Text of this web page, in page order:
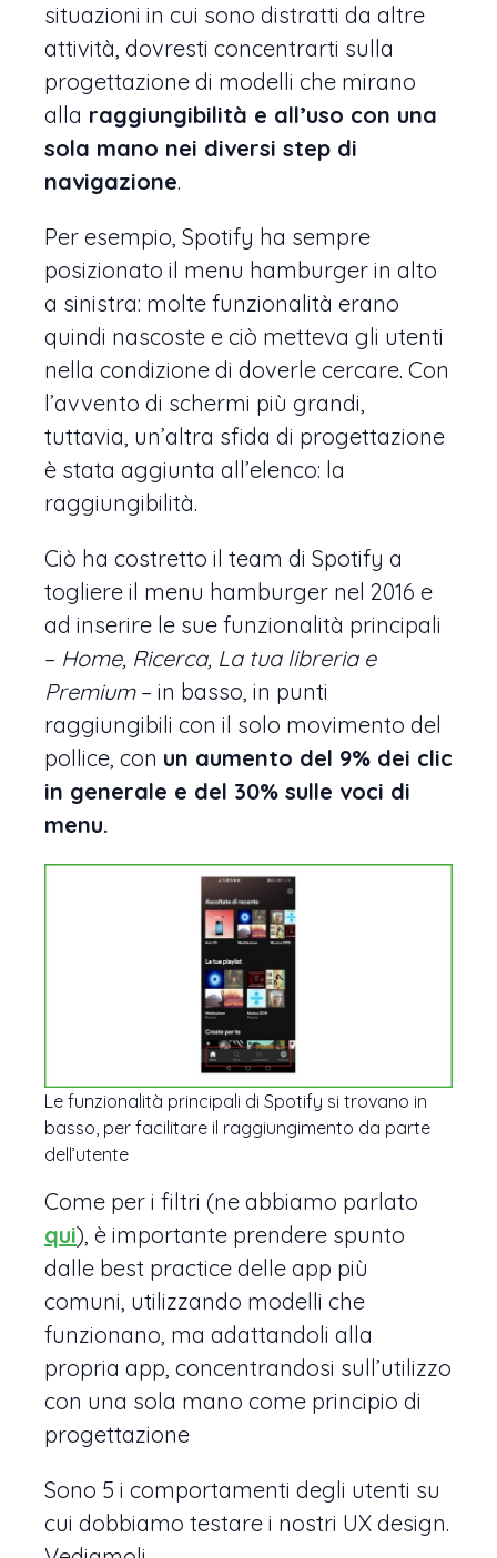
situazioni in cui sono distratti da altre
attività, dovresti concentrarti sulla
progettazione di modelli che mirano
alla raggiungibilità e all’uso con una
sola mano nei diversi step di
navigazione.
Per esempio, Spotify ha sempre
posizionato il menu hamburger in alto
a sinistra: molte funzionalità erano
quindi nascoste e ciò metteva gli utenti
nella condizione di doverle cercare. Con
l’avvento di schermi più grandi,
tuttavia, un’altra sfida di progettazione
è stata aggiunta all’elenco: la
raggiungibilità.
Ciò ha costretto il team di Spotify a
togliere il menu hamburger nel 2016 e
ad inserire le sue funzionalità principali
– Home, Ricerca, La tua libreria e
Premium– in basso, in punti
raggiungibili con il solo movimento del
pollice, con un aumento del 9% dei clic
in generale e del 30% sulle voci di
menu.
Le funzionalità principali di Spotify si trovano in
basso, per facilitare il raggiungimento da parte
dell’utente
Come per i filtri (ne abbiamo parlato
qui), è importante prendere spunto
dalle best practice delle app più
comuni, utilizzando modelli che
funzionano, ma adattandoli alla
propria app, concentrandosi sull’utilizzo
con una sola mano come principio di
progettazione
Sono 5 i comportamenti degli utenti su
cui dobbiamo testare i nostri UX design.